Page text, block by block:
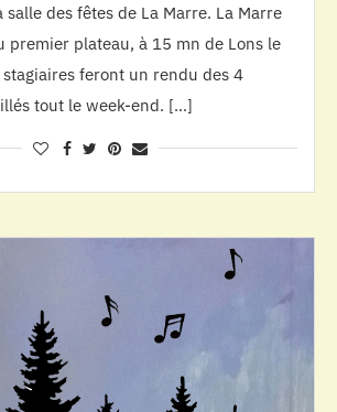
des fêtes de La Marre. La Marre
premier plateau, à 15 mn de Lons le
feront un rendu des 4
tout le week-end. […]